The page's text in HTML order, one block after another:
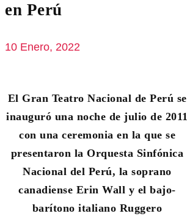
en Perú
10 Enero, 2022
El Gran Teatro Nacional de Perú se
inauguró una noche de julio de 2011
con una ceremonia en la que se
presentaron la Orquesta Sinfónica
Nacional del Perú, la soprano
canadiense Erin Wall y el bajo-
barítono italiano Ruggero